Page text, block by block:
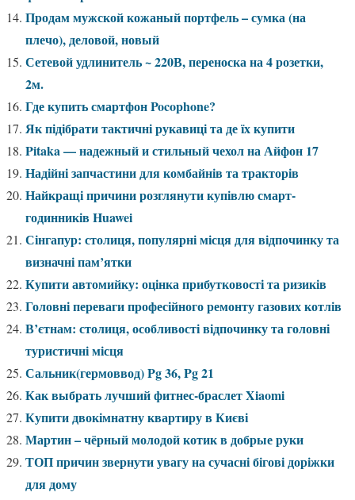
Продам мужской кожаный портфель – сумка (на
плечо), деловой, новый
Сетевой удлинитель ~ 220В, переноска на 4 розетки,
2м.
Где купить смартфон Pocophone?
Як підібрати тактичні рукавиці та де їх купити
Pitaka — надежный и стильный чехол на Айфон 17
Надійні запчастини для комбайнів та тракторів
Найкращі причини розглянути купівлю смарт-
годинників Huawei
Сінгапур: столиця, популярні місця для відпочинку та
визначні пам’ятки
Купити автомийку: оцінка прибутковості та ризиків
Головні переваги професійного ремонту газових котлів
В’єтнам: столиця, особливості відпочинку та головні
туристичні місця
Сальник(гермоввод) Pg 36, Pg 21
Как выбрать лучший фитнес-браслет Xiaomi
Купити двокімнатну квартиру в Києві
Мартин – чёрный молодой котик в добрые руки
ТОП причин звернути увагу на сучасні бігові доріжки
для дому